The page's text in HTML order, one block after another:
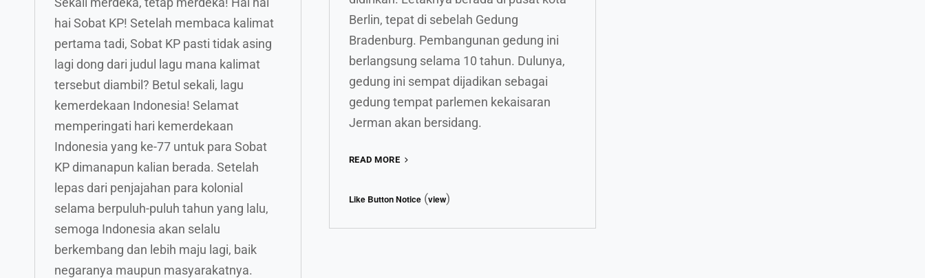
hai Sobat KP! Setelah membaca kalimat
pertama tadi, Sobat KP pasti tidak asing
lagi dong dari judul lagu mana kalimat
tersebut diambil? Betul sekali, lagu
kemerdekaan Indonesia! Selamat
memperingati hari kemerdekaan
Indonesia yang ke-77 untuk para Sobat
KP dimanapun kalian berada. Setelah
lepas dari penjajahan para kolonial
selama berpuluh-puluh tahun yang lalu,
semoga Indonesia akan selalu
berkembang dan lebih maju lagi, baik
negaranya maupun masyarakatnya.
Berlin, tepat di sebelah Gedung
Bradenburg. Pembangunan gedung ini
berlangsung selama 10 tahun. Dulunya,
gedung ini sempat dijadikan sebagai
gedung tempat parlemen kekaisaran
Jerman akan bersidang.
READ MORE
TEMPAT
EMANG
Like Button Notice(view)